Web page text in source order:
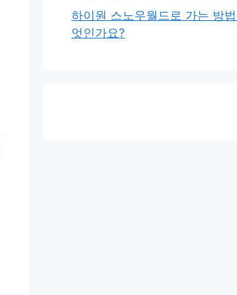
하이원 스노우월드로 가는 방
엇인가요?